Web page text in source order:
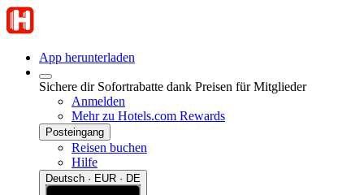
App herunterladen
Sichere dir Sofortrabatte dank Preisen für Mitglieder
Anmelden
Mehr zu Hotels.com Rewards
Posteingang
Reisen buchen
Hilfe
Deutsch · EUR · DE